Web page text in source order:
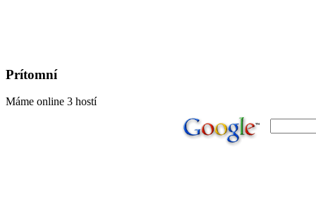
Prítomní
Máme online 3 hostí